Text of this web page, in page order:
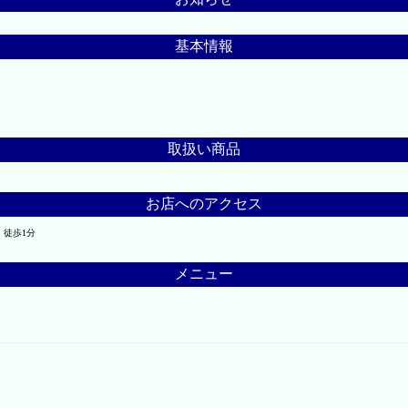
基本情報
取扱い商品
お店へのアクセス
徒歩1分
メニュー